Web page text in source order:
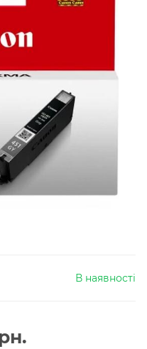
В наявності